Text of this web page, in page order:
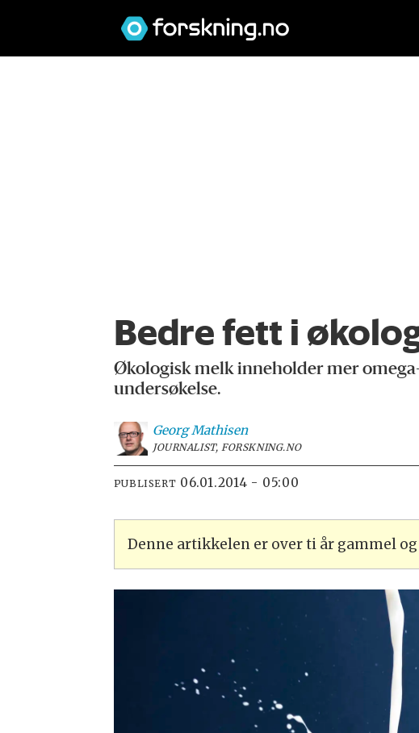
Bedre fett i
Økologisk melk inneholder mer
undersøkelse.
Georg Mathisen
JOURNALIST, FORSKNING.NO
PUBLISERT 06.01.2014 - 05:00
Denne artikkelen er over ti år gammel